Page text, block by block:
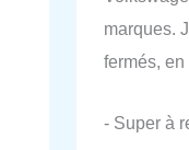
marques.
fermés,
- Super à